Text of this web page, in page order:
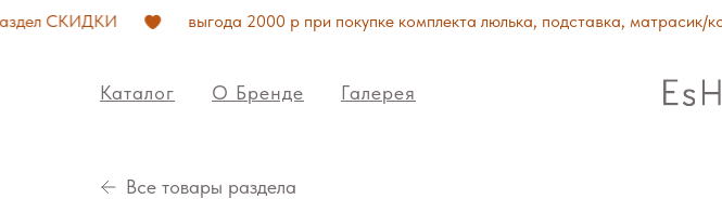
СКИДКИ выгода 2000 р при покупке комплекта люлька, подставка, матрасик/кокон
Каталог О Бренде Галерея
Все товары раздела